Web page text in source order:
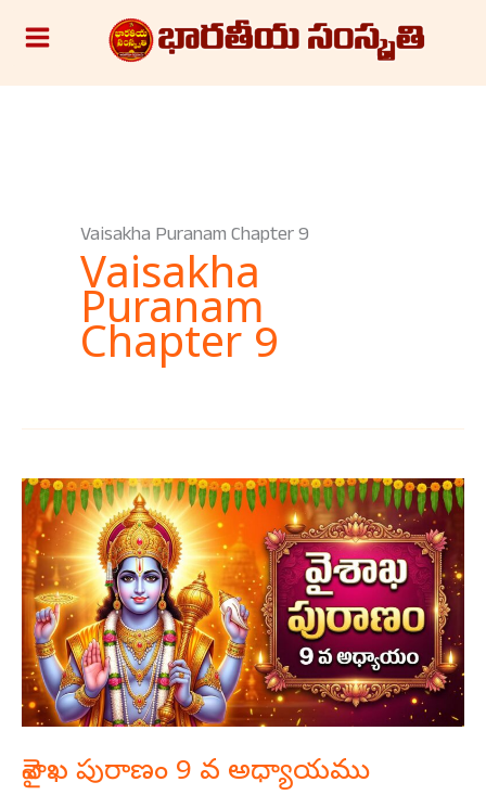
Vaisakha Puranam Chapter 9
Vaisakha
Puranam
Chapter 9
వైశాఖ పురాణం 9 వ అధ్యాయము
వైశాఖ
పురాణం
9
వ
అధ్యాయము
e
a